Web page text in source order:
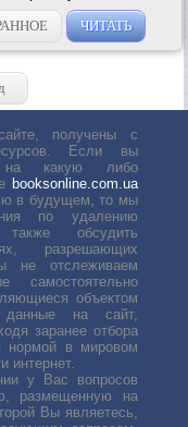
фон Меренберг). Чем
ЧИТАТЬ
получены с
Если вы
на какую либо
booksonline.com.ua
в будущем, то мы
по удалению
обсудить
разрешающих
не отслеживаем
самостоятельно
объектом
данные на сайт,
заранее отбора
нормой в мировом
интернет.
у Вас вопросов
размещенную на
Вы являетесь,